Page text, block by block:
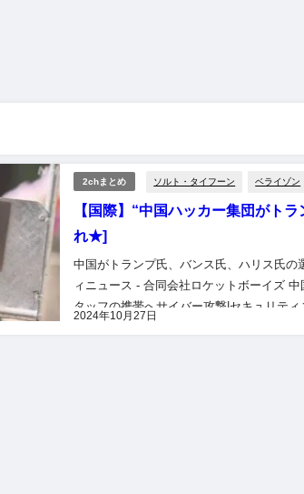
2chまとめ ソルト・タイフーン ベライゾン
【国際】“中国ハッカー集団がト
れ★]
2024年10月27日
中国がトランプ氏、バンス氏、ハリス氏
ィニュース - 合同会社ロケットボーイズ
タッフの携帯へサイバー攻撃|セキュリテ
合同会社ロケットボーイズ） “中国ハッカ